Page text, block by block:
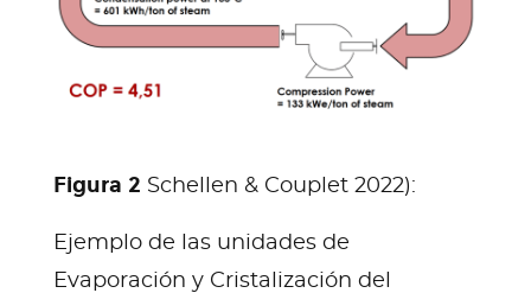
Figura 2 Schellen & Couplet 2022):
Ejemplo de las unidades de
Evaporación y Cristalización del